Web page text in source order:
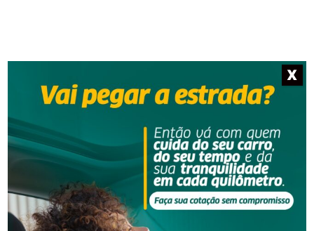
Golpe do falso advogado em Urussanga deixa vítima
X